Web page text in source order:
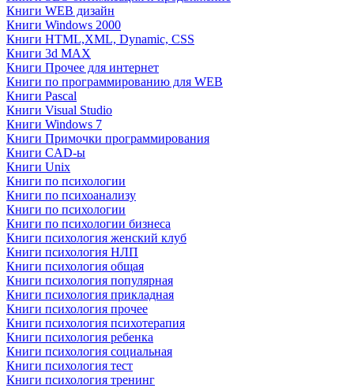
Книги WEB дизайн
Книги Windows 2000
Книги HTML,XML, Dynamic, CSS
Книги 3d MAX
Книги Прочее для интернет
Книги по программированию для WEB
Книги Pascal
Книги Visual Studio
Книги Windows 7
Книги Примочки программирования
Книги CAD-ы
Книги Unix
Книги по психологии
Книги по психоанализу
Книги по психологии
Книги по психологии бизнеса
Книги психология женский клуб
Книги психология НЛП
Книги психология общая
Книги психология популярная
Книги психология прикладная
Книги психология прочее
Книги психология психотерапия
Книги психология ребенка
Книги психология социальная
Книги психология тест
Книги психология тренинг